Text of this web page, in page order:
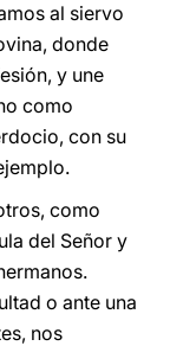
al siervo
donde
y une
como
con su
como
del Señor y
o ante una
nos